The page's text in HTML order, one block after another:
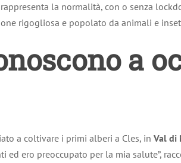
la normalità, con o senza
rigogliosa e popolato da animali e
a
a coltivare i primi alberi a Cles, in Val di
ero preoccupato per la mia salute”,